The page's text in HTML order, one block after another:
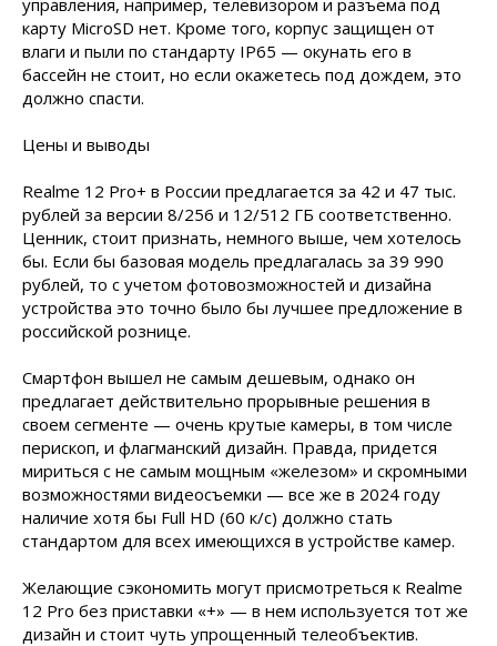
управления, например, телевизором и разъема под
карту MicroSD нет. Кроме того, корпус защищен от
влаги и пыли по стандарту IP65 — окунать его в
бассейн не стоит, но если окажетесь под дождем, это
должно спасти.
Цены и выводы
Realme 12 Pro+ в России предлагается за 42 и 47 тыс.
рублей за версии 8/256 и 12/512 ГБ соответственно.
Ценник, стоит признать, немного выше, чем хотелось
бы. Если бы базовая модель предлагалась за 39 990
рублей, то с учетом фотовозможностей и дизайна
устройства это точно было бы лучшее предложение в
российской рознице.
Смартфон вышел не самым дешевым, однако он
предлагает действительно прорывные решения в
своем сегменте — очень крутые камеры, в том числе
перископ, и флагманский дизайн. Правда, придется
мириться с не самым мощным «железом» и скромными
возможностями видеосъемки — все же в 2024 году
наличие хотя бы Full HD (60 к/с) должно стать
стандартом для всех имеющихся в устройстве камер.
Желающие сэкономить могут присмотреться к Realme
12 Pro без приставки «+» — в нем используется тот же
дизайн и стоит чуть упрощенный телеобъектив.